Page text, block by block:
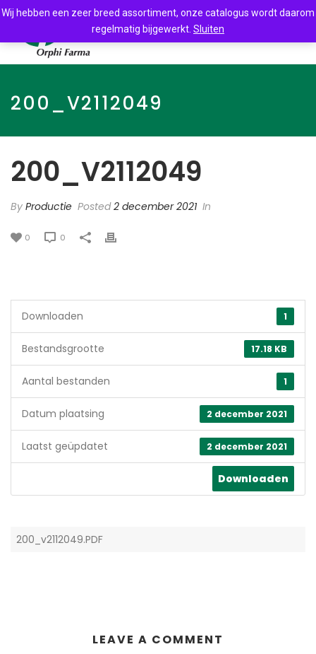
200_V2112049
200_V2112049
By Productie Posted2 december 2021 In
0 0
1
Downloaden
17.18 KB
Bestandsgrootte
1
Aantal bestanden
2 december 2021
Datum plaatsing
2 december 2021
Laatst geüpdatet
Downloaden
200_v2112049.PDF
LEAVE A COMMENT
Wij hebben een zeer breed assortiment, onze catalogus wordt daarom
regelmatig bijgewerkt. Sluiten